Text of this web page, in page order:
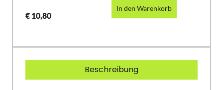
€ 10,80
In den Warenkorb
Beschreibung